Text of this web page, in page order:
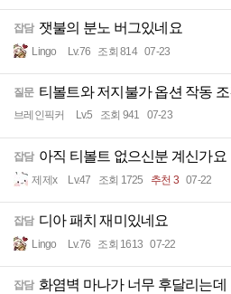
잡담 잿불의 분노 버그있네요
Lingo Lv.76 조회 814 07-23
질문 티볼트와 저지불가 옵션 작동
브레인픽커 Lv.5 조회 941 07-23
잡담 아직 티볼트 없으신분 계신가요
제제x Lv.47 조회 1725 추천 3 07-22
잡담 디아 패치 재미있네요
Lingo Lv.76 조회 1613 07-22
잡담 화염벽 마나가 너무 후달리는데